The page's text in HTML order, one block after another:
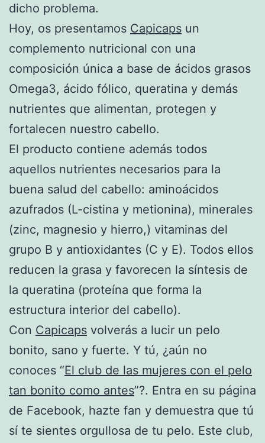
dicho problema.
Hoy, os presentamos Capicaps un
complemento nutricional con una
composición única a base de ácidos grasos
Omega3, ácido fólico, queratina y demás
nutrientes que alimentan, protegen y
fortalecen nuestro cabello.
El producto contiene además todos
aquellos nutrientes necesarios para la
buena salud del cabello: aminoácidos
azufrados (L-cistina y metionina), minerales
(zinc, magnesio y hierro,) vitaminas del
grupo B y antioxidantes (C y E). Todos ellos
reducen la grasa y favorecen la síntesis de
la queratina (proteína que forma la
estructura interior del cabello).
Con Capicaps volverás a lucir un pelo
bonito, sano y fuerte. Y tú, ¿aún no
conoces “El club de las mujeres con el pelo
tan bonito como antes”?. Entra en su página
de Facebook, hazte fan y demuestra que tú
sí te sientes orgullosa de tu pelo. Este club,